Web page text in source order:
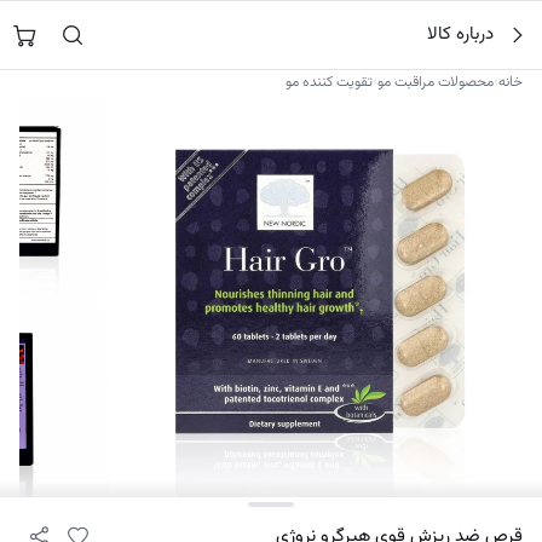
محتوا
جستجو در
درباره کالا
خانه›محصولات مراقبت مو›تقویت کننده مو
قرص ضد ریزش قوی هیرگرو نروژی